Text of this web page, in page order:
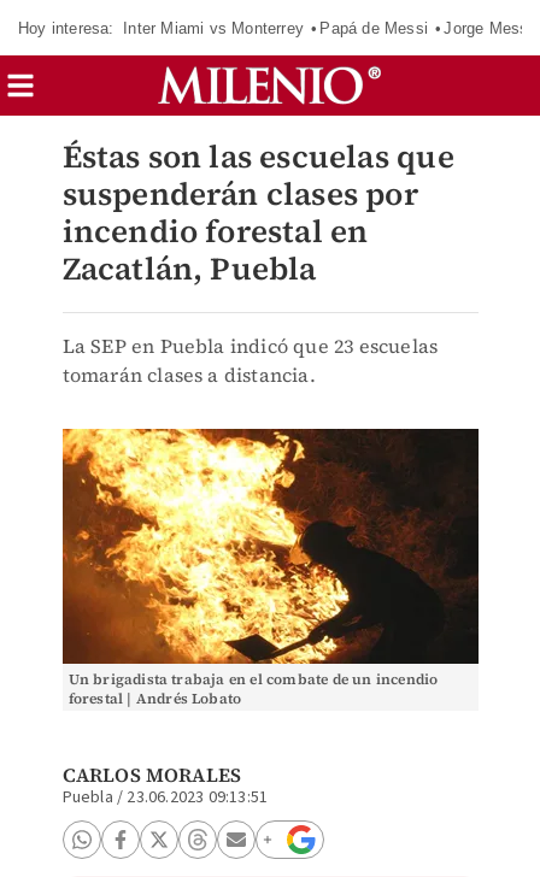
Hoy interesa: Inter Miami vs Monterrey Papá de Messi Jorge Messi
Éstas son las escuelas que
suspenderán clases por
incendio forestal en
Zacatlán, Puebla
La SEP en Puebla indicó que 23 escuelas
tomarán clases a distancia.
Un brigadista trabaja en el combate de un incendio
forestal | Andrés Lobato
CARLOS MORALES
Puebla / 23.06.2023 09:13:51